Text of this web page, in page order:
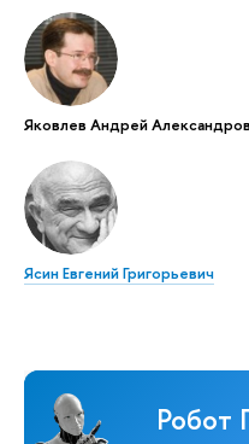
Яковлев Андрей
Ясин Евгений Григорьевич
Робот